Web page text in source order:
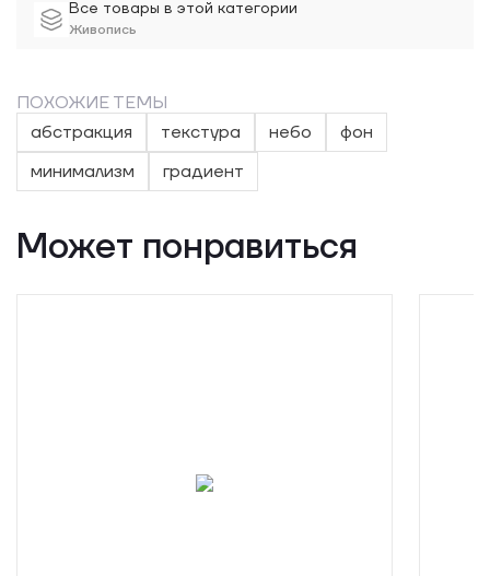
Все товары в этой категории
Живопись
ПОХОЖИЕ ТЕМЫ
абстракция
текстура небо
фон
минимализм
градиент
Может понравиться